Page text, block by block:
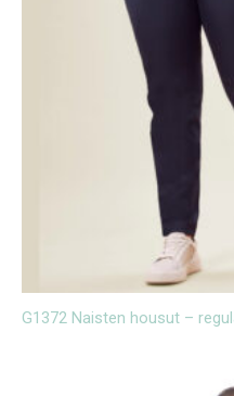
G1372 Naisten housut –